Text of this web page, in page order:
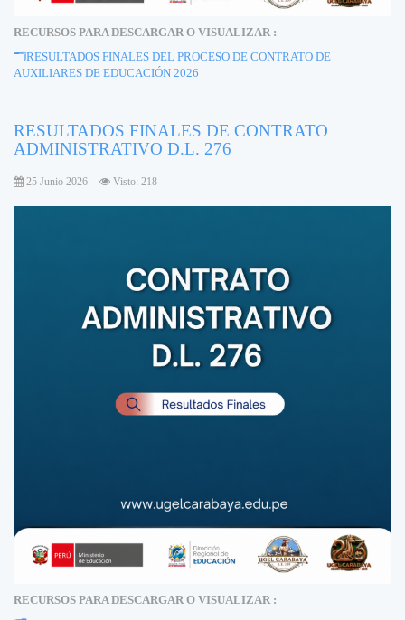
RECURSOS PARA DESCARGAR O VISUALIZAR :
🗂️RESULTADOS FINALES DEL PROCESO DE CONTRATO DE
AUXILIARES DE EDUCACIÓN 2026
RESULTADOS FINALES DE CONTRATO
ADMINISTRATIVO D.L. 276
25 Junio 2026 Visto: 218
RECURSOS PARA DESCARGAR O VISUALIZAR :